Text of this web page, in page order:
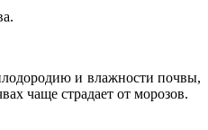
и влажности почвы,
чаще страдает от морозов.